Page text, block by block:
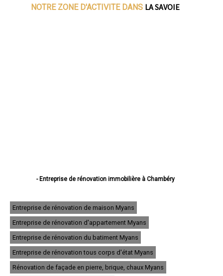
NOTRE ZONE D'ACTIVITE DANS LA SAVOIE
- Entreprise de rénovation immobilière à Chambéry
- Entreprise de rénovation immobilière à La Motte-Servolex
- Entreprise de rénovation immobilière à Saint-Jean-de-Maurienne
- Entreprise de rénovation immobilière à Bourg-Saint-Maurice
- Entreprise de rénovation immobilière à La Ravoire
- Entreprise de rénovation immobilière à Ugine
- Entreprise de rénovation immobilière à Cognin
- Entreprise de rénovation immobilière à Saint-Alban-Leysse
- Entreprise de rénovation immobilière à Challes-les-Eaux
Entreprise de rénovation de maison Myans
Entreprise de rénovation d'appartement Myans
Entreprise de rénovation du batiment Myans
Entreprise de rénovation tous corps d'état Myans
Rénovation de façade en pierre, brique, chaux Myans